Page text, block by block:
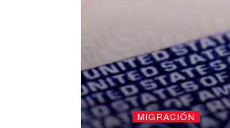
MIGRACIÓN